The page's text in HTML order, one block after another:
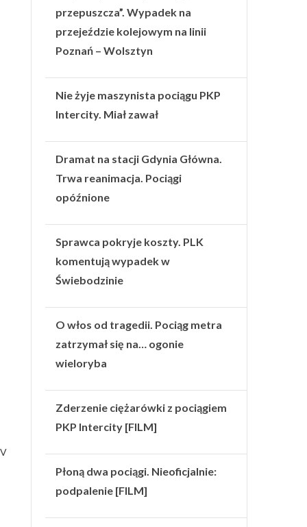
przepuszcza”. Wypadek na
przejeździe kolejowym na linii
Poznań – Wolsztyn
Nie żyje maszynista pociągu PKP
Intercity. Miał zawał
Dramat na stacji Gdynia Główna.
Trwa reanimacja. Pociągi
opóźnione
Sprawca pokryje koszty. PLK
komentują wypadek w
Świebodzinie
O włos od tragedii. Pociąg metra
zatrzymał się na… ogonie
wieloryba
Zderzenie ciężarówki z pociągiem
PKP Intercity [FILM]
Płoną dwa pociągi. Nieoficjalnie:
podpalenie [FILM]